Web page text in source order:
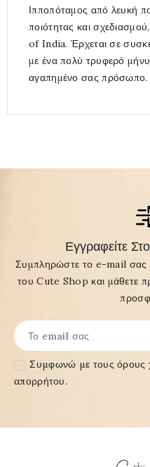
Ιπποπόταμος από λευκή
ποιότητας και
of India. Έρχεται σε
με ένα πολύ τρυφερό
αγαπημένο σας πρόσωπο.
Εγγραφείτε
Συμπληρώστε το e-mail σας
του Cute Shop και μάθετε
Συμφωνώ με τουςόρους
απορρήτου.